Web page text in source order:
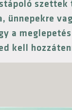
szettek
ünnepekre
a
kell